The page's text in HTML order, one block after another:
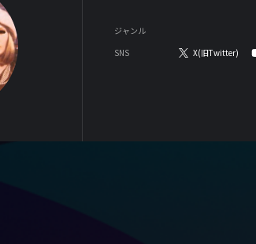
ジャンル
SNS
X(旧Twitter)